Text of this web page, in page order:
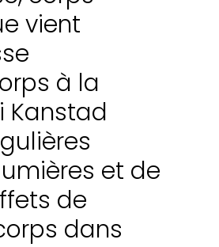
vient
à la
Kanstad
et de
de
dans